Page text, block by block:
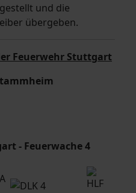
und die
übergeben.
Feuerwehr Stuttgart
- Feuerwache 4